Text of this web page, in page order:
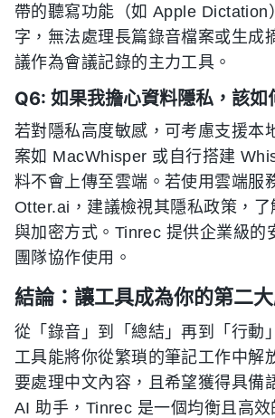
帶的聽寫功能（如 Apple Dictation
字，無法處理長篇錄音檔案或生成
議作為會議記錄的主力工具。
Q6: 如果我擔心資料隱私，該如
若對隱私高度敏感，可考慮支援本
案如 MacWhisper 或自行搭建
料不會上傳至雲端。若使用雲端服
Otter.ai，建議檢視其隱私政策，
與加密方式。Tinrec 提供企業級的
團隊協作使用。
結論：讓工具成為你的第二
從「錄音」到「總結」再到「行動
工具能將你從繁瑣的筆記工作中解
要處理中文內容，且希望獲得具備
AI 助手，Tinrec 是一個均衡且高